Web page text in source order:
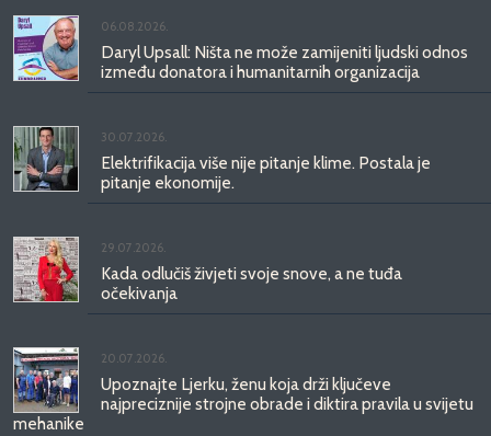
06.08.2026.
Daryl Upsall: Ništa ne može zamijeniti ljudski odnos
između donatora i humanitarnih organizacija
30.07.2026.
Elektrifikacija više nije pitanje klime. Postala je
pitanje ekonomije.
29.07.2026.
Kada odlučiš živjeti svoje snove, a ne tuđa
očekivanja
20.07.2026.
Upoznajte Ljerku, ženu koja drži ključeve
najpreciznije strojne obrade i diktira pravila u svijetu
mehanike